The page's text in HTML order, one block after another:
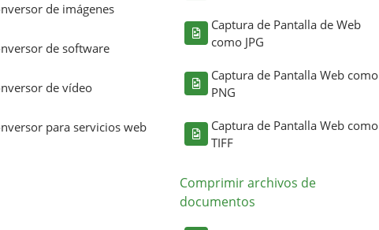
de imágenes
de software
de vídeo
para servicios web
Captura de Pantalla de Web
como JPG
Captura de Pantalla Web como
PNG
Captura de Pantalla Web como
TIFF
Comprimir archivos de
documentos